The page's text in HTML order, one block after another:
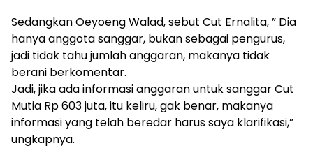
Sedangkan Oeyoeng Walad, sebut Cut Ernalita, ” Dia
hanya anggota sanggar, bukan sebagai pengurus,
jadi tidak tahu jumlah anggaran, makanya tidak
berani berkomentar.
Jadi, jika ada informasi anggaran untuk sanggar Cut
Mutia Rp 603 juta, itu keliru, gak benar, makanya
informasi yang telah beredar harus saya klarifikasi,”
ungkapnya.